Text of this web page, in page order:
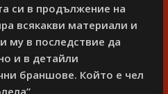
си в продължение на
всякакви материали и
му в последствие да
и в детайли
браншове. Който е чел